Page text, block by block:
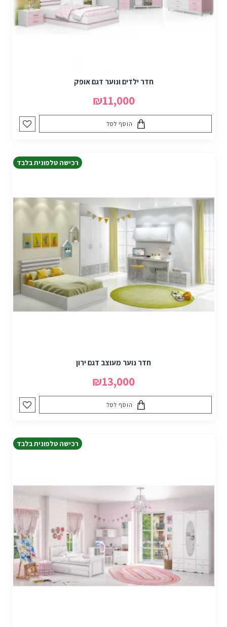
חדר ילדים ונוער דגם אופק
₪11,000
הוסף לסל
רכישה טלפונית בלבד
חדר נוער מעוצב דגם ירון
₪13,000
הוסף לסל
רכישה טלפונית בלבד